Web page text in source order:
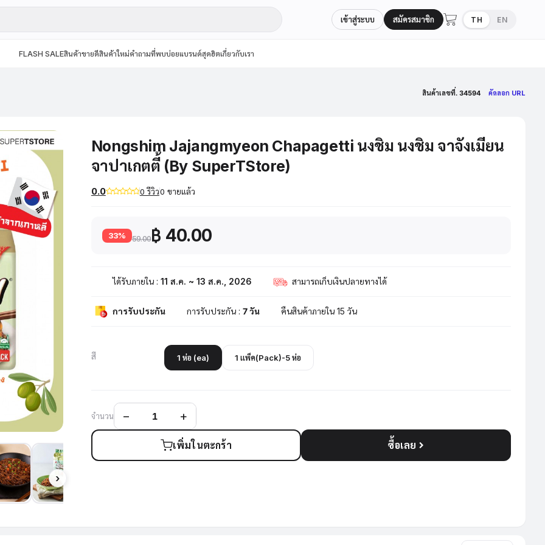
เข้าสู่ระบบ สมัครสมาชิก TH EN
FLASH SALEสินค้าขายดีสินค้าใหม่คำถามที่พบบ่อยแบรนด์สุดฮิตเกี่ยวกับเรา
สินค้าเลขที่. 34594 คัดลอก URL
›
Nongshim Jajangmyeon Chapagetti นงชิม นงชิม จาจังเมียน
จาปาเกตตี้ (By SuperTStore)
0.0 0 รีวิว0 ขายแล้ว
33% 59.00฿ 40.00
ได้รับภายใน : 11 ส.ค. ~ 13 ส.ค., 2026 สามารถเก็บเงินปลายทางได้
การรับประกัน การรับประกัน : 7 วัน คืนสินค้าภายใน 15 วัน
สี 1 ห่อ (ea) 1 เเพ็ค(Pack)-5 ห่อ
จำนวน
เพิ่มในตะกร้า ซื้อเลย